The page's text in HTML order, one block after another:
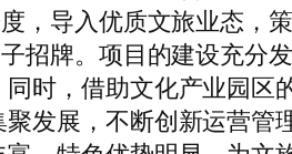
，导入优质文旅业态
招牌。项目的建设充
时，借助文化产业园
发展，不断创新运营